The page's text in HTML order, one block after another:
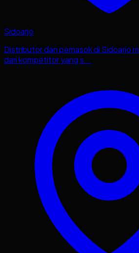
Sidoarjo
Distributor dan pemasok di Sidoarjo
dari kompetitor yang s...